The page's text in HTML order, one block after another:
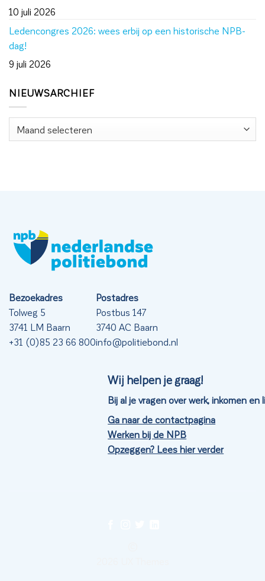
10 juli 2026
Ledencongres 2026: wees erbij op een historische NPB-
dag!
9 juli 2026
NIEUWSARCHIEF
Nieuwsarchief
Bezoekadres
Tolweg 5
3741 LM Baarn
+31 (0)85 23 66 800
Postadres
Postbus 147
3740 AC Baarn
info@politiebond.nl
Wij helpen je graag!
Bij al je vragen over werk, inkomen en
Ga naar de contactpagina
Werken bij de NPB
Opzeggen? Lees hier verder